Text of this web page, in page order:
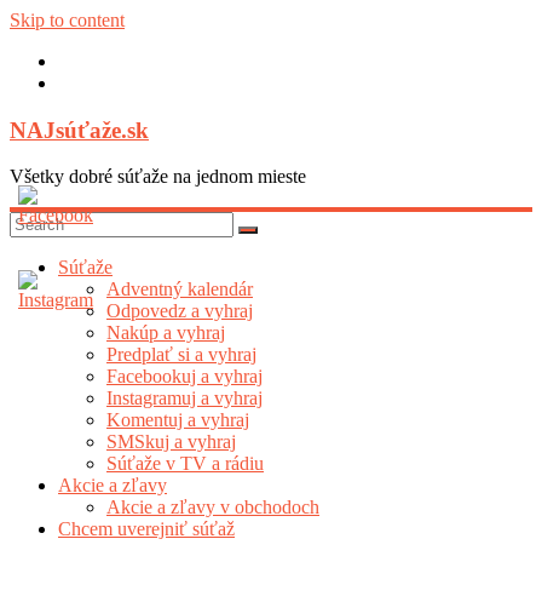
Skip to content
NAJsúťaže.sk
Všetky dobré súťaže na jednom mieste
Súťaže
Adventný kalendár
Odpovedz a vyhraj
Nakúp a vyhraj
Predplať si a vyhraj
Facebookuj a vyhraj
Instagramuj a vyhraj
Komentuj a vyhraj
SMSkuj a vyhraj
Súťaže v TV a rádiu
Akcie a zľavy
Akcie a zľavy v obchodoch
Chcem uverejniť súťaž